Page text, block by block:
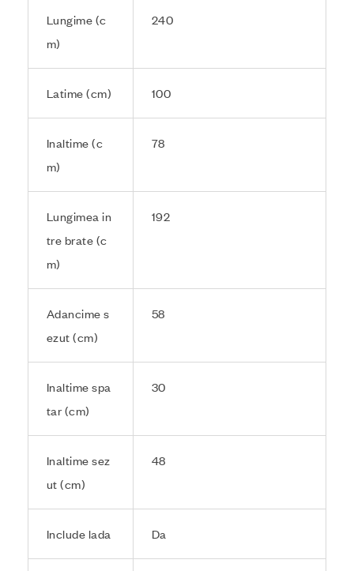
Lungime (c
m)
240
Latime (cm) 100
Inaltime (c
m)
78
Lungimea in
tre brate (c
m)
192
Adancime s
ezut (cm)
58
Inaltime spa
tar (cm)
30
Inaltime sez
ut (cm)
48
Include lada Da